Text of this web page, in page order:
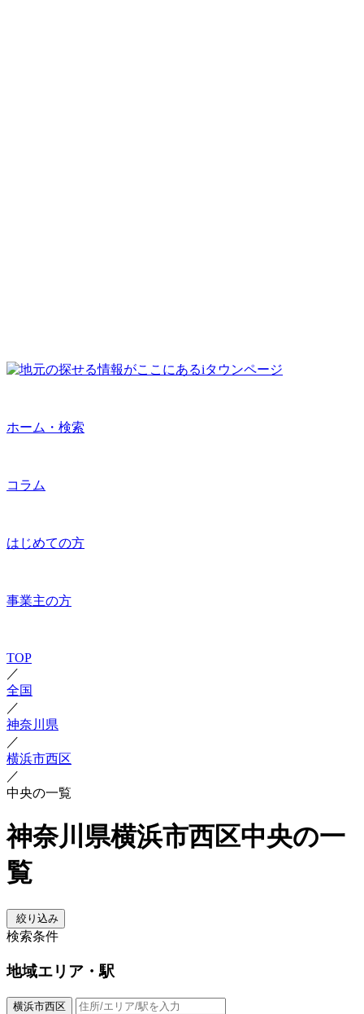
ホーム・検索
コラム
はじめての方
事業主の方
TOP
／
全国
／
神奈川県
／
横浜市西区
／
中央の一覧
神奈川県横浜市西区中央の一
覧
絞り込み
検索条件
地域エリア・駅
横浜市西区